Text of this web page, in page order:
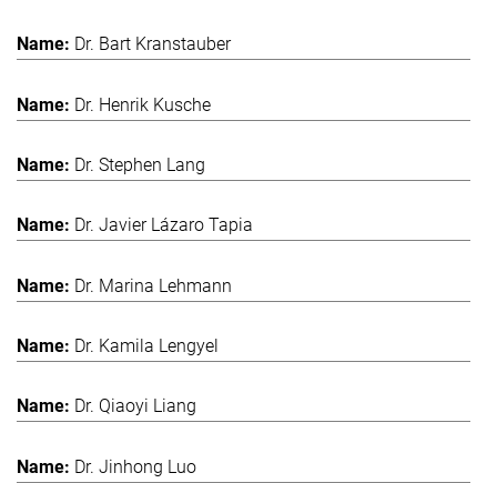
Dr. Bart Kranstauber
Dr. Henrik Kusche
Dr. Stephen Lang
Dr. Javier Lázaro Tapia
Dr. Marina Lehmann
Dr. Kamila Lengyel
Dr. Qiaoyi Liang
Dr. Jinhong Luo